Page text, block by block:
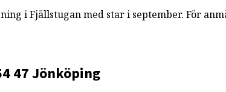
i Fjällstugan med star i september. För
47 Jönköping